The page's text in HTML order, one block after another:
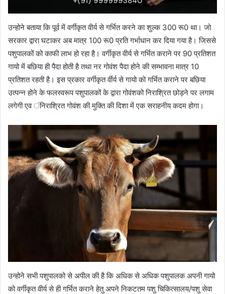
उन्होने बताया कि पूर्व में वर्गीकृत वीर्य से गर्भित करने का शुल्क 300 रू0 था। जो
सरकार द्वारा घटाकर अब मात्र 100 रू0 प्रति गर्भाधान कर दिया गया है। जिससे
पशुपालकों को काफी लाभ हो रहा है। वर्गीकृत वीर्य से गर्भित कराने पर 90 प्रतिशत
गायो में बछिया ही पैदा होती है तथा नर गोवंश पैदा होने की सम्भावना मात्र 10
प्रतिशत रहती है। इस प्रकार वर्गीकृत र्वीर्य से गायो को गर्भित कराने पर बछिया
उत्पन्न होने के फलस्वरूप पशुपालकों के द्वारा गोवंशको निराश्रित छोड़ने पर लगाम
लगेगी एव ंनिराश्रित गोवंश की मुक्ति की दिशा में एक सराहनीय कदम होगा।
उन्होने सभी पशुपालको से अपील की है कि अधिक से अधिक पशुपालक अपनी गायो
को वर्गीकृत वीर्य से ही गर्भित कराने हेतु अपने निकटतम पशु चिकित्सालय/पशु सेवा